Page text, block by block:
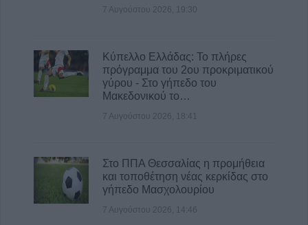
7 Αυγούστου 2026, 19:30
Κύπελλο Ελλάδας: Το πλήρες
πρόγραμμα του 2ου προκριματικού
γύρου - Στο γήπεδο του
Μακεδονικού το…
7 Αυγούστου 2026, 18:41
Στο ΠΠΑ Θεσσαλίας η προμήθεια
και τοποθέτηση νέας κερκίδας στο
γήπεδο Μασχολουρίου
7 Αυγούστου 2026, 14:46